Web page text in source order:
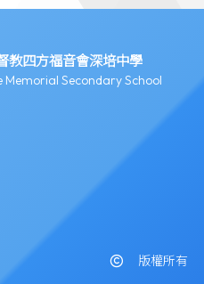
教四方福音會深培中學
Memorial Secondary School
版權所有